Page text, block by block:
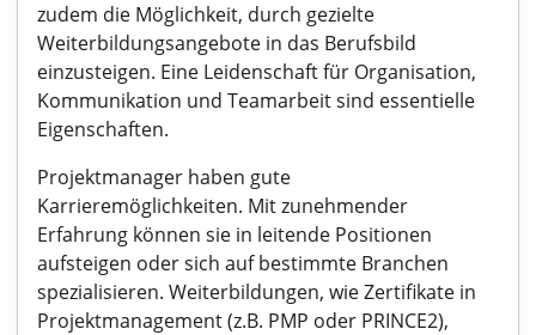
zudem die Möglichkeit, durch gezielte
Weiterbildungsangebote in das Berufsbild
einzusteigen. Eine Leidenschaft für Organisation,
Kommunikation und Teamarbeit sind essentielle
Eigenschaften.
Projektmanager haben gute
Karrieremöglichkeiten. Mit zunehmender
Erfahrung können sie in leitende Positionen
aufsteigen oder sich auf bestimmte Branchen
spezialisieren. Weiterbildungen, wie Zertifikate in
Projektmanagement (z.B. PMP oder PRINCE2),